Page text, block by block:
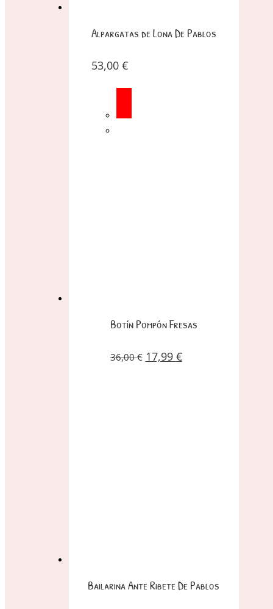
Alpargatas de Lona De Pablos
53,00 €
Botín Pompón Fresas
36,00€ 17,99 €
Bailarina Ante Ribete De Pablos